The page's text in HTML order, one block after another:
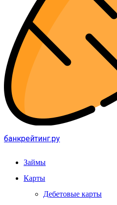
банкрейтинг.ру
Займы
Карты
Дебетовые карты